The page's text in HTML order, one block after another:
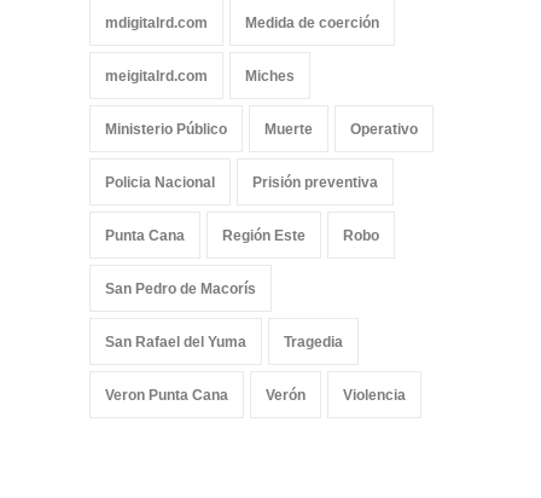
mdigitalrd.com Medida de coerción
meigitalrd.com Miches
Ministerio Público Muerte Operativo
Policia Nacional Prisión preventiva
Punta Cana Región Este Robo
San Pedro de Macorís
San Rafael del Yuma Tragedia
Veron Punta Cana Verón Violencia